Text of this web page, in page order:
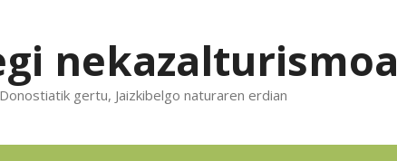
nekazalturismoa
gertu, Jaizkibelgo naturaren erdian